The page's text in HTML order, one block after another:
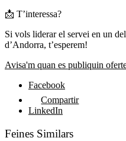
📩 T’interessa?
Si vols liderar el servei en un
d’Andorra, t’esperem!
Avisa'm quan es publiquin
Facebook
Compartir
LinkedIn
Feines Similars